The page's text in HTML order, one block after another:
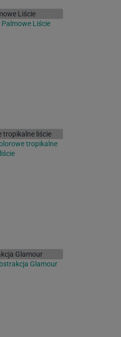
Liście
tropikalne
liście
Glamour